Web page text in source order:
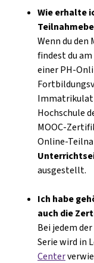
Wie erhalte
Wenn du
findest du
einer PH-
Hochschule
MOOC-
Online-
ausgestellt.
Ich habe
auch die
Bei jedem
Serie wird in
Center